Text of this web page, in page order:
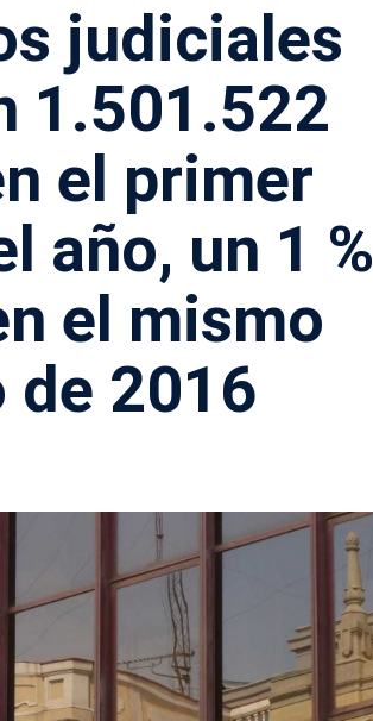
judiciales
1.501.522
el primer
año, un 1 %
el mismo
de 2016